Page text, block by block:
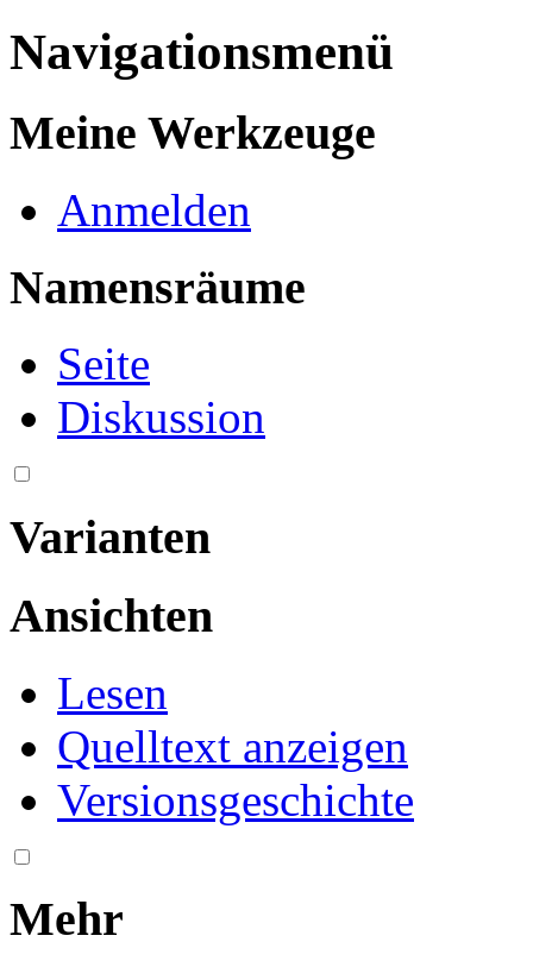
Navigationsmenü
Meine Werkzeuge
Anmelden
Namensräume
Seite
Diskussion
Varianten
Ansichten
Lesen
Quelltext anzeigen
Versionsgeschichte
Mehr